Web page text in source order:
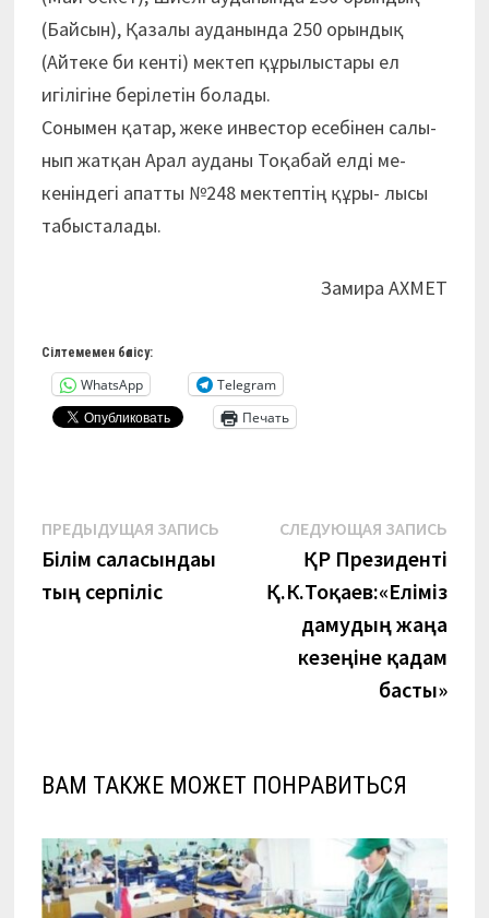
(Байсын), Қазалы ауданында 250 орындық
(Айтеке би кенті) мектеп құ­ры­лыстары ел
игілігіне берілетін болады.
Со­ны­мен қатар, жеке ин­вес­тор есебінен салы­
нып жатқан Арал ауда­ны Тоқабай елді ме­­
кенін­дегі апатты №248 мек­тептің құ­ры­- лысы
та­бысталады.
Замира АХМЕТ
Сілтемемен бөлісу:
WhatsApp
Telegram
Печать
Навигация
по
записям
ПРЕДЫДУЩАЯ ЗАПИСЬПредыдущая
Білім саласындағы
тың серпіліс
СЛЕДУЮЩАЯ ЗАПИСЬ
ҚР Президенті
Қ.К.Тоқаев:«Еліміз
дамудың жаңа
кезеңіне қадам
басты»
ВАМ ТАКЖЕ МОЖЕТ ПОНРАВИТЬСЯ